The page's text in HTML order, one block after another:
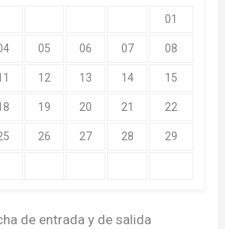
01
05 06 07 08
12 13 14 15
19 20 21 22
26 27 28 29
de entrada y de salida